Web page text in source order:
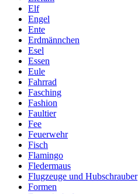
Elf
Engel
Ente
Erdmännchen
Esel
Essen
Eule
Fahrrad
Fasching
Fashion
Faultier
Fee
Feuerwehr
Fisch
Flamingo
Fledermaus
Flugzeuge und Hubschrauber
Formen